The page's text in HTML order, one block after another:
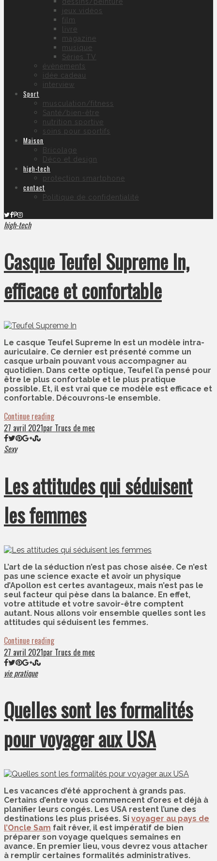
jeux vidéos
film
livre
magazine
musique
Séries TV
évènements
idée cadeau
interview
Sport
musculation/fitness
Santé/bien-être
nutrition sportive
soins pour sportifs
Maison
Bricolage
Déco et design
high-tech
protection smartphone
contact
Politique de confidentialité
high-tech
Casque Teufel Supreme In,
efficace et confortable
Le casque Teufel Supreme In est un modèle intra-
auriculaire. Ce dernier est présenté comme un
casque urbain pouvant vous accompagner au
quotidien. Dans cette optique, Teufel l’a pensé pour
être le plus confortable et le plus pratique
possible. Et, il est vrai que ce modèle est efficace et
confortable. Découvrons-le ensemble.
Continue reading
27 avril 2021par Trucs de mec
Sexy
Les attitudes qui séduisent
les femmes
L’art de la séduction n’est pas chose aisée. Ce n’est
pas une science exacte et avoir un physique
d’Apollon est certes avantageux, mais n’est pas le
seul facteur qui pèse dans la balance. En effet,
votre attitude et votre savoir-être comptent
autant. Nous allons voir ensemble quelles sont les
attitudes qui séduisent les femmes.
Continue reading
27 avril 2021par Trucs de mec
vie pratique
Quelles sont les formalités
pour voyager aux USA
Les vacances d’été approchent à grands pas.
Certains d’entre vous commencent d’ores et déjà à
planifier leurs congés. Les USA restent l’une des
destinations les plus prisées. Si voyager au pays de
l’Oncle Sam fait rêver, il est impératif de bien
préparer son voyage quelques semaines en
avance. En premier lieu, vous devrez vous attacher
à remplir certaines formalités administratives.